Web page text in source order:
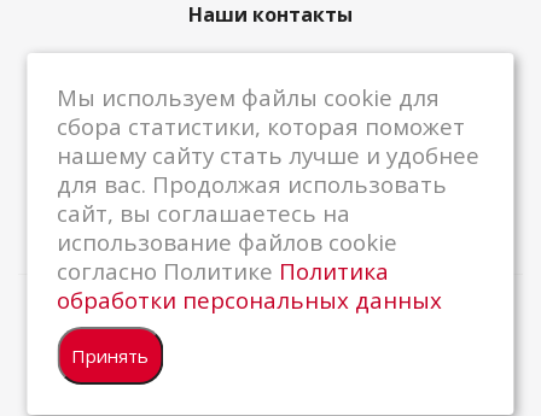
Наши контакты
centrkkm@centrkkm.ru
185005, г. Петрозаводск, ул. Промышленная,
1/26
2026 © Республиканский Центр ККМ
Мы используем файлы cookie для
сбора статистики, которая поможет
нашему сайту стать лучше и удобнее
для вас. Продолжая использовать
сайт, вы соглашаетесь на
использование файлов cookie
согласно Политике Политика
обработки персональных данных
Принять